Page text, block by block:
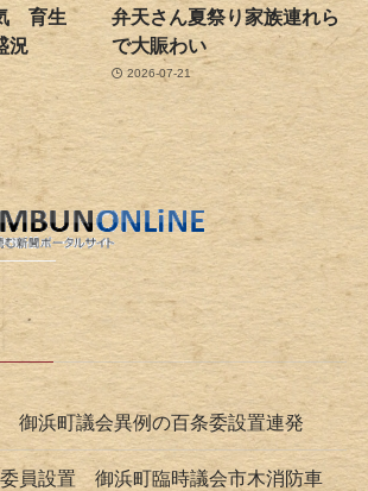
育生
況
弁天さん夏祭り家族連れら
で大賑わい
2026-07-21
御浜町議会異例の百条委設置連発
員設置 御浜町臨時議会市木消防車